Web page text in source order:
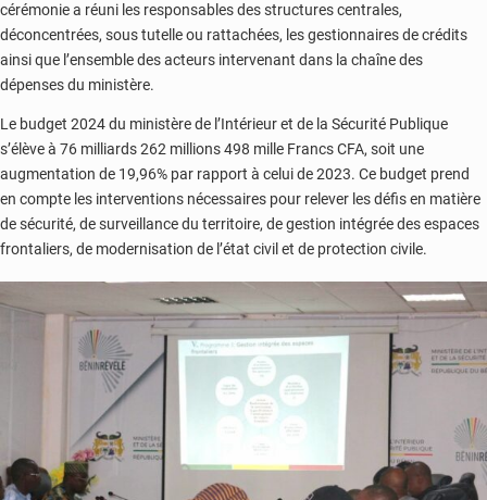
cérémonie a réuni les responsables des structures centrales,
déconcentrées, sous tutelle ou rattachées, les gestionnaires de crédits
ainsi que l’ensemble des acteurs intervenant dans la chaîne des
dépenses du ministère.
Le budget 2024 du ministère de l’Intérieur et de la Sécurité Publique
s’élève à 76 milliards 262 millions 498 mille Francs CFA, soit une
augmentation de 19,96% par rapport à celui de 2023. Ce budget prend
en compte les interventions nécessaires pour relever les défis en matière
de sécurité, de surveillance du territoire, de gestion intégrée des espaces
frontaliers, de modernisation de l’état civil et de protection civile.